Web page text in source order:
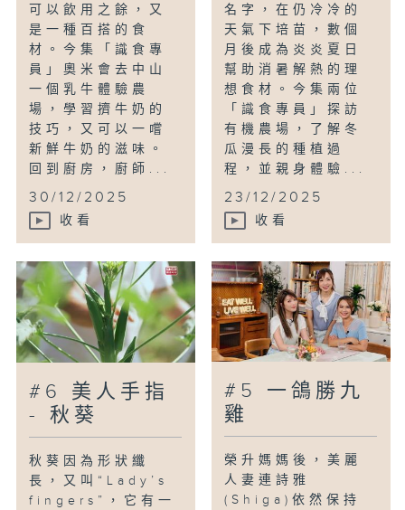
可以飲用之餘，又
是一種百搭的食
材。今集「識食專
員」奧米會去中山
一個乳牛體驗農
場，學習擠牛奶的
技巧，又可以一嚐
新鮮牛奶的滋味。
回到廚房，廚師...
30/12/2025
收看
名字，在仍冷冷的
天氣下培苗，數個
月後成為炎炎夏日
幫助消暑解熱的理
想食材。今集兩位
「識食專員」探訪
有機農場，了解冬
瓜漫長的種植過
程，並親身體驗...
23/12/2025
收看
#6 美人手指
- 秋葵
秋葵因為形狀纖
長，又叫“Lady’s
fingers”，它有一
#5 一鴿勝九
雞
榮升媽媽後，美麗
人妻連詩雅
(Shiga)依然保持